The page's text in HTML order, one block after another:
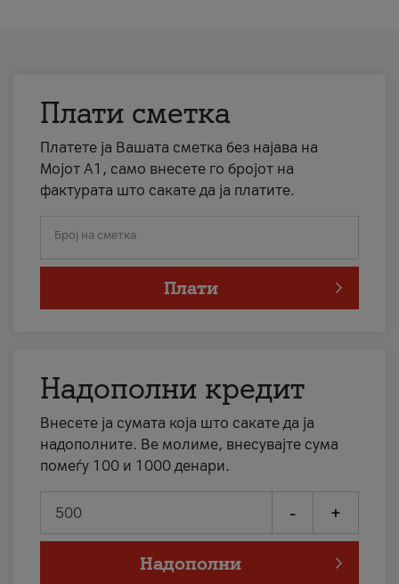
Плати сметка
Платете ја Вашата сметка без најава на
Мојот А1, само внесете го бројот на
фактурата што сакате да ја платите.
Број на сметка
Плати
Надополни кредит
Внесете ја сумата која што сакате да ја
надополните. Ве молиме, внесувајте сума
помеѓу 100 и 1000 денари.
- +
Надополни